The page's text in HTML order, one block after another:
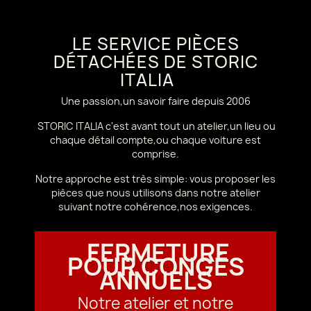
LE SERVICE PIÈCES
DÉTACHÉES DE STORIC
ITALIA
Une passion,un savoir faire depuis 2006
STORIC ITALIA c'est avant tout un atelier,un lieu ou
chaque détail compte,ou chaque voiture est
comprise.
Notre approche est très simple: vous proposer les
pièces que nous utilisons dans notre atelier
suivant notre cohérence,nos exigences.
FERMETURE
POUR CONGÉS
ANNUELS
Notre atelier et notre